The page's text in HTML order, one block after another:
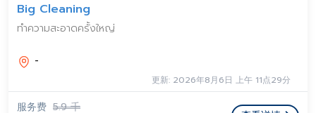
Big Cleaning
ทำความสะอาดครั้งใหญ่
-
更新: 2026年8月6日 上午 11点29分
服务费 5.9 千